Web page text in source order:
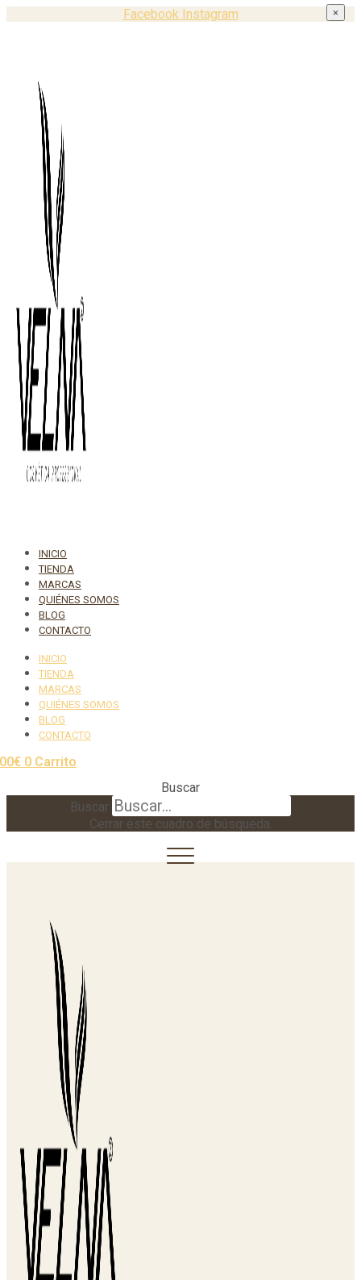
Facebook Instagram
INICIO
TIENDA
MARCAS
QUIÉNES SOMOS
BLOG
CONTACTO
INICIO
TIENDA
MARCAS
QUIÉNES SOMOS
BLOG
CONTACTO
€ 0 Carrito
Buscar
Buscar
Cerrar este cuadro de búsqueda.
×